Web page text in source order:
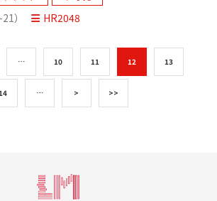
） HR2048
… 10 11 12 13
… > >>